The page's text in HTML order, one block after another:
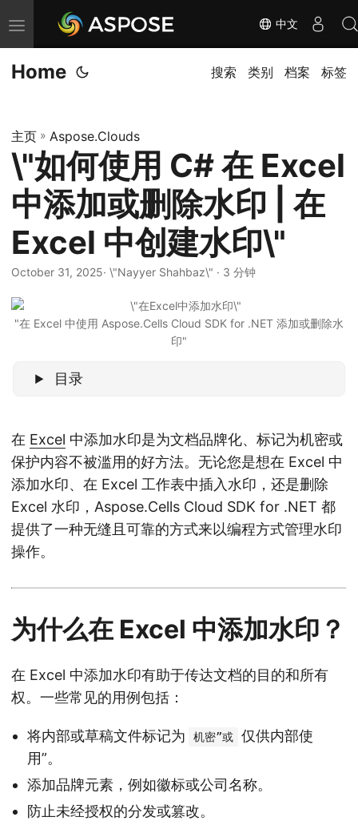
切
换
导
中文
Home 搜索 类别 档案 标签
主页 » Aspose.Clouds
\"如何使用 C# 在 Excel
中添加或删除水印 | 在
Excel 中创建水印\"
October 31, 2025· \"Nayyer Shahbaz\" · 3 分钟
"在 Excel 中使用 Aspose.Cells Cloud SDK for .NET 添加或删除水
印"
目录
在 Excel 中添加水印是为文档品牌化、标记为机密或
保护内容不被滥用的好方法。无论您是想在 Excel 中
添加水印、在 Excel 工作表中插入水印，还是删除
Excel 水印，Aspose.Cells Cloud SDK for .NET 都
提供了一种无缝且可靠的方式来以编程方式管理水印
操作。
为什么在 Excel 中添加水印？
在 Excel 中添加水印有助于传达文档的目的和所有
权。一些常见的用例包括：
将内部或草稿文件标记为 机密”或
仅供内部使
用”。
添加品牌元素，例如徽标或公司名称。
防止未经授权的分发或篡改。